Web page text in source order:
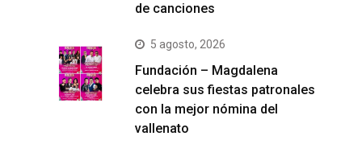
de canciones
5 agosto, 2026
Fundación – Magdalena
celebra sus fiestas patronales
con la mejor nómina del
vallenato